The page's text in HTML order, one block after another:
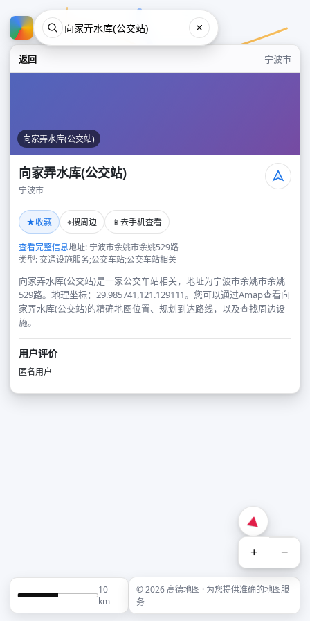
返回 宁波市
向家弄水库(公交站)
向家弄水库(公交站)
宁波市
★收藏 ⌖搜周边 📱 去手机查看
查看完整信息地址: 宁波市余姚市余姚529路
类型: 交通设施服务;公交车站;公交车站相关
向家弄水库(公交站)是一家公交车站相关，地址为宁波市余姚市余姚
529路。地理坐标：29.985741,121.129111。您可以通过Amap查看向
家弄水库(公交站)的精确地图位置、规划到达路线，以及查找周边设
施。
用户评价
匿名用户
+ −
10
km
© 2026 高德地图 · 为您提供准确的地图服
务